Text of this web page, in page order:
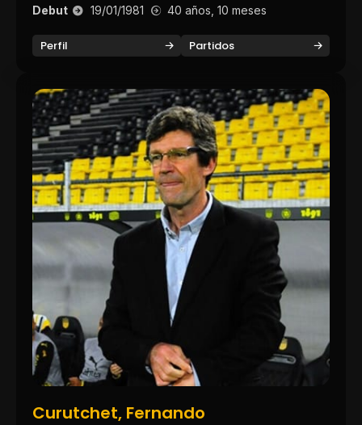
Debut 19/01/1981 40 años, 10 meses
Perfil Partidos
Curutchet, Fernando